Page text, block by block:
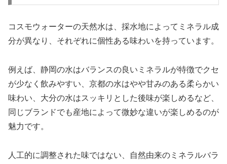
コスモウォーターの天然水は、採水地によってミネラル成
分が異なり、それぞれに個性ある味わいを持っています。
例えば、静岡の水はバランスの良いミネラルが特徴でクセ
が少なく飲みやすい、京都の水はやや甘みのある柔らかい
味わい、大分の水はスッキリとした後味が楽しめるなど、
同じブランドでも産地によって微妙な違いが楽しめるのが
魅力です。
人工的に調整された味ではない、自然由来のミネラルバラ